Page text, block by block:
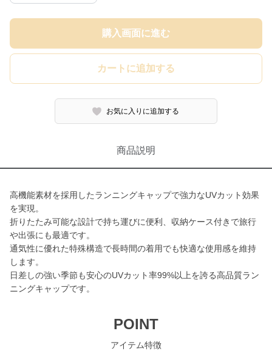
購入画面に進む
カートに追加する
お気に入りに追加する
商品説明
高機能素材を採用したランニングキャップで強力なUVカット効果
を実現。
折りたたみ可能な設計で持ち運びに便利、収納ケース付きで旅行
や出張にも最適です。
通気性に優れた特殊構造で長時間の着用でも快適な使用感を維持
します。
日差しの強い季節も安心のUVカット率99%以上を誇る高品質ラン
ニングキャップです。
POINT
アイテム特徴